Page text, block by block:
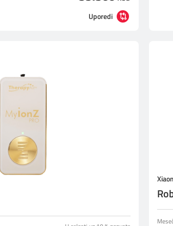
Uporedi